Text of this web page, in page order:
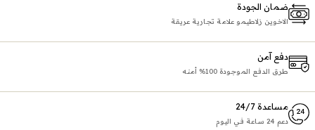
ضمان الجودة
الاخوين زلاطيمو علامة تجارية عريقة
دفع آمن
طرق الدفع الموجودة 100% أمنه
مساعدة 24/7
دعم 24 ساعة في اليوم